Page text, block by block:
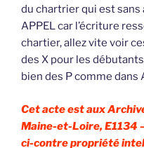
du chartrier qui est
APPEL car l’écriture
chartier, allez vite voir
des X pour les
bien des P comme dans
Cet acte est aux
Maine-et-Loire, E1134
ci-contre propriété